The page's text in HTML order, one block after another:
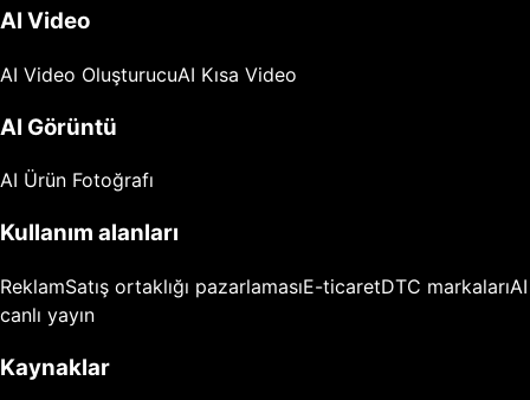
AI Video
AI Video OluşturucuAI Kısa Video
AI Görüntü
AI Ürün Fotoğrafı
Kullanım alanları
ReklamSatış ortaklığı pazarlamasıE-ticaretDTC markalarıAI
canlı yayın
Kaynaklar